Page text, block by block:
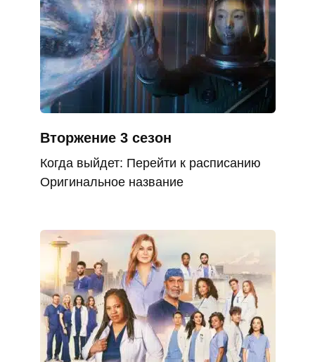
Вторжение 3 сезон
Когда выйдет: Перейти к расписанию
Оригинальное название